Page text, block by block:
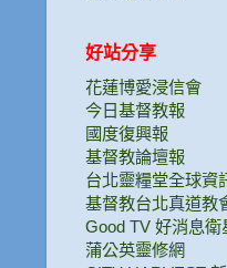
好站分享
花蓮博愛浸信會
今日基督教報
國度復興報
基督教論壇報
台北靈糧堂全球資
基督教台北真道教
Good TV 好消息衛
蒲公英靈修網